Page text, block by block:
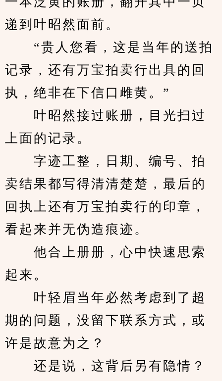
递到叶昭然面前。
“贵人您看，这是当年的送拍
记录，还有万宝拍卖行出具的回
执，绝非在下信口雌黄。”
叶昭然接过账册，目光扫过
上面的记录。
字迹工整，日期、编号、拍
卖结果都写得清清楚楚，最后的
回执上还有万宝拍卖行的印章，
看起来并无伪造痕迹。
他合上册册，心中快速思索
起来。
叶轻眉当年必然考虑到了超
期的问题，没留下联系方式，或
许是故意为之？
还是说，这背后另有隐情？